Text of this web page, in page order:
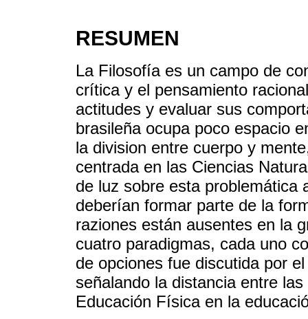
RESUMEN
La Filosofía es un campo de
crítica y el pensamiento
actitudes y evaluar sus
brasileña ocupa poco espacio
la division entre cuerpo y
centrada en las Ciencias
de luz sobre esta problemática
deberían formar parte de la
raziones están ausentes en la
cuatro paradigmas, cada uno
de opciones fue discutida por
señalando la distancia entre
Educación Física en la